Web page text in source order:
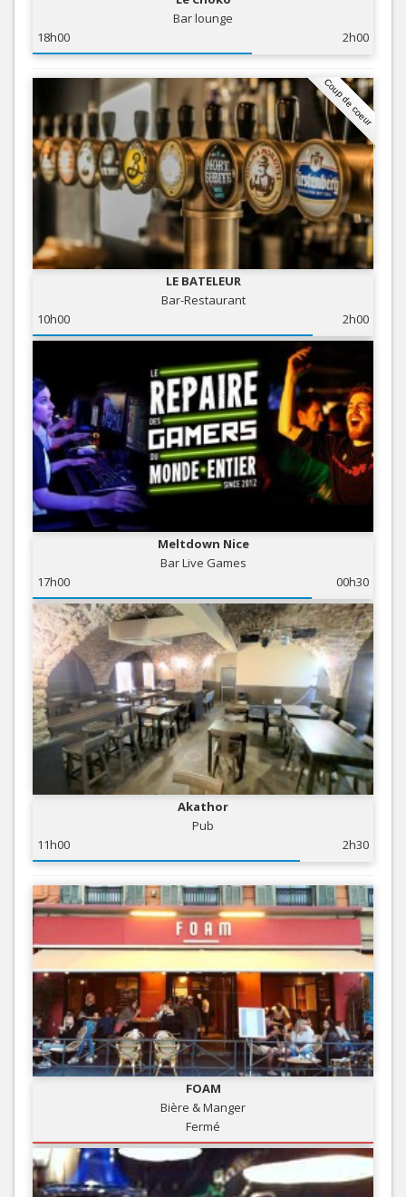
Bar lounge
18h00
2h00
Coup de coeur
LE BATELEUR
Bar-Restaurant
10h00
2h00
Meltdown Nice
Bar Live Games
17h00
00h30
Akathor
Pub
11h00
2h30
FOAM
Bière & Manger
Fermé